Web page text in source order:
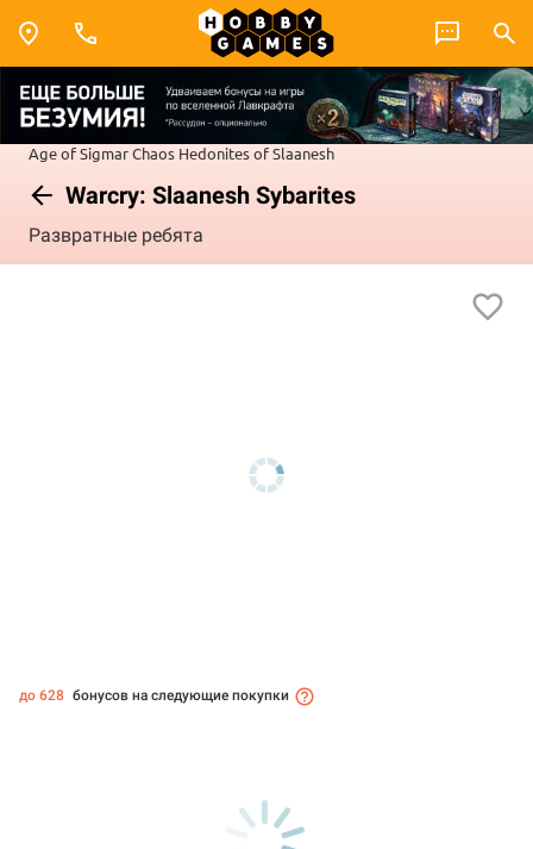
Age of SigmarChaos Hedonites of Slaanesh
Warcry: Slaanesh Sybarites
Развратные ребята
до 628 бонусов на следующие покупки